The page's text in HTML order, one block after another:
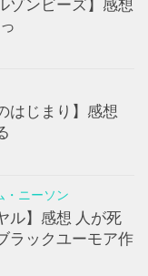
ゾンビーズ】感想
はじまり】感想
・ニーソン
ル】感想 人が死
ラックユーモア作